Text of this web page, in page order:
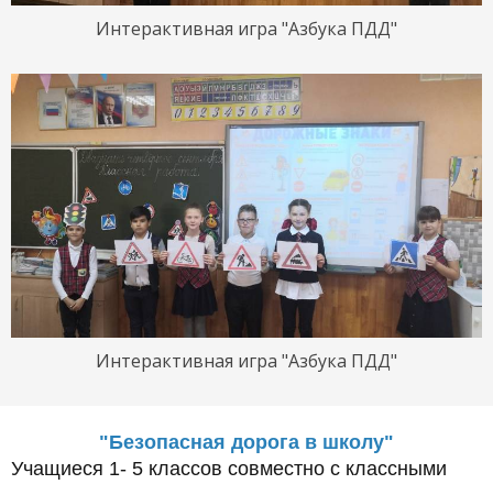
Интерактивная игра "Азбука ПДД"
Интерактивная игра "Азбука ПДД"
"Безопасная дорога в школу"
Учащиеся 1- 5 классов совместно с классными